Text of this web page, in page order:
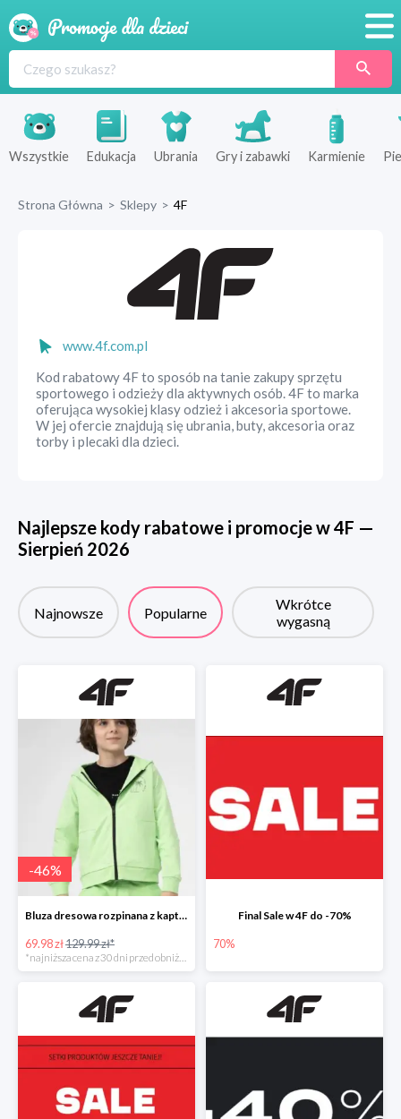
Produkty
Sklepy
Wszystkie Edukacja Ubrania Gry i zabawki Karmienie
Strona Główna > Sklepy > 4F
www.4f.com.pl
Kod rabatowy 4F to sposób na tanie zakupy sprzętu
sportowego i odzieży dla aktywnych osób. 4F to marka
oferująca wysokiej klasy odzież i akcesoria sportowe.
W jej ofercie znajdują się ubrania, buty, akcesoria oraz
torby i plecaki dla dzieci.
Najlepsze kody rabatowe i promocje w4F —
Sierpień 2026
Najnowsze Popularne
Wkrótce
wygasną
-46%
Bluza dresowa rozpinana z kapturem chłopięca
69.98 zł129.99 zł*
*najniższa cena z 30 dni przed obniżką
Final Sale w 4F do -70%
70%